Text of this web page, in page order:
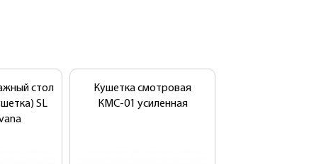
стол
SL
Кушетка смотровая
КМС-01 усиленная